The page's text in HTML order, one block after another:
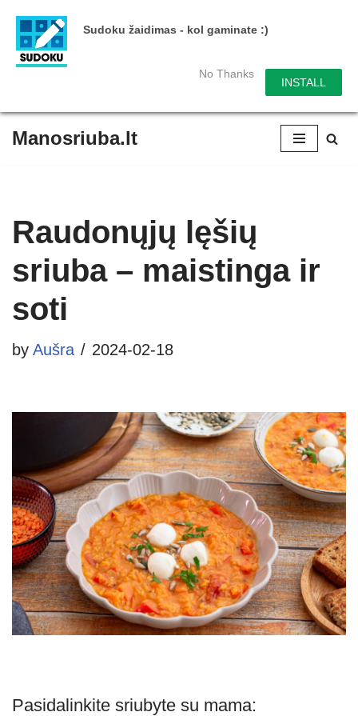
Sudoku žaidimas - kol gaminate :)
No Thanks
INSTALL
content
Manosriuba.lt
Raudonųjų lęšių
sriuba – maistinga ir
soti
by Aušra 2024-02-18
Pasidalinkite sriubyte su mama: